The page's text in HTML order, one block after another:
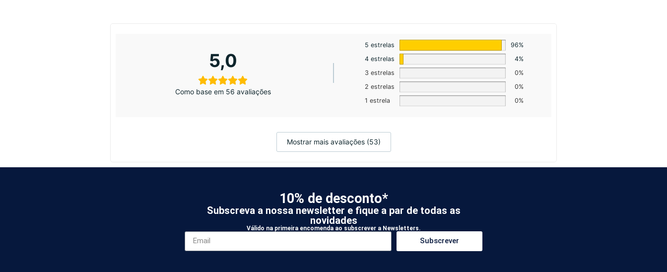
5,0
Como base em 56 avaliações
5 estrelas
96%
4 estrelas
4%
3 estrelas
0%
2 estrelas
0%
1 estrela
0%
Mostrar mais avaliações (53)
10% de desconto*
Subscreva a nossa newsletter e fique a par de todas as
novidades
Válido na primeira encomenda ao subscrever a Newsletters.
Subscrever